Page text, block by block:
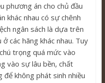
phương án cho chủ đầu
khác nhau có sự chênh
ngân sách là dựa trên
các hãng khác nhau. Tuy
trọng quá mức vào
vào sự lâu bền, chất
không phát sinh nhiều